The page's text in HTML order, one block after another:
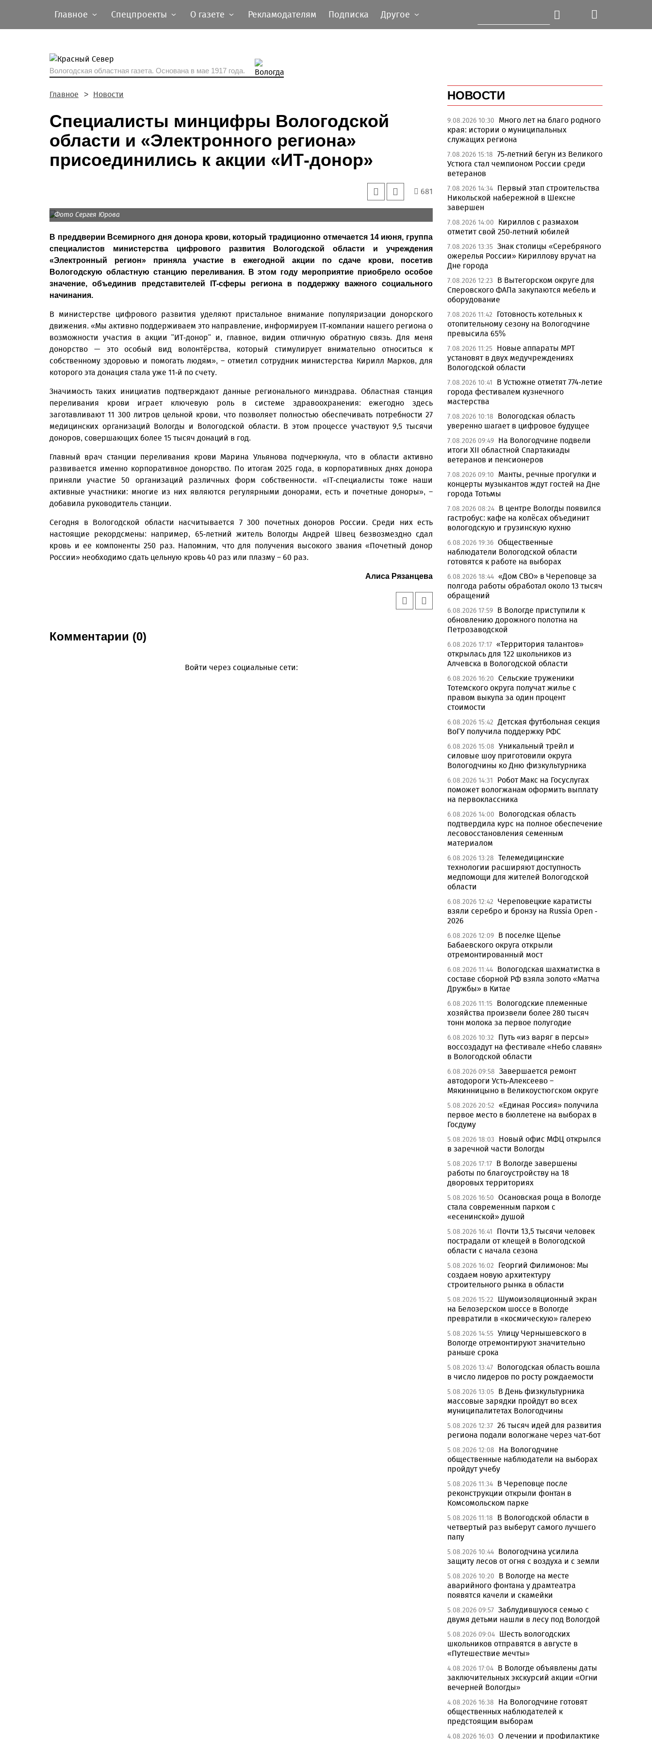
Главное Спецпроекты О газете Рекламодателям Подписка Другое
Вологодская областная газета. Основана в мае 1917 года.
Главное Новости
Специалисты минцифры Вологодской
области и «Электронного региона»
присоединились к акции «ИТ-донор»
681
Фото Сергея Юрова
В преддверии Всемирного дня донора крови, который традиционно отмечается 14 июня, группа
специалистов министерства цифрового развития Вологодской области и учреждения
«Электронный регион» приняла участие в ежегодной акции по сдаче крови, посетив
Вологодскую областную станцию переливания. В этом году мероприятие приобрело особое
значение, объединив представителей IT-сферы региона в поддержку важного социального
начинания.
В министерстве цифрового развития уделяют пристальное внимание популяризации донорского
движения. «Мы активно поддерживаем это направление, информируем IT-компании нашего региона о
возможности участия в акции "ИТ-донор" и, главное, видим отличную обратную связь. Для меня
донорство — это особый вид волонтёрства, который стимулирует внимательно относиться к
собственному здоровью и помогать людям», – отметил сотрудник министерства Кирилл Марков, для
которого эта донация стала уже 11-й по счету.
Значимость таких инициатив подтверждают данные регионального минздрава. Областная станция
переливания крови играет ключевую роль в системе здравоохранения: ежегодно здесь
заготавливают 11 300 литров цельной крови, что позволяет полностью обеспечивать потребности 27
медицинских организаций Вологды и Вологодской области. В этом процессе участвуют 9,5 тысячи
доноров, совершающих более 15 тысяч донаций в год.
Главный врач станции переливания крови Марина Ульянова подчеркнула, что в области активно
развивается именно корпоративное донорство. По итогам 2025 года, в корпоративных днях донора
приняли участие 50 организаций различных форм собственности. «IT-специалисты тоже наши
активные участники: многие из них являются регулярными донорами, есть и почетные доноры», –
добавила руководитель станции.
Сегодня в Вологодской области насчитывается 7 300 почетных доноров России. Среди них есть
настоящие рекордсмены: например, 65-летний житель Вологды Андрей Швец безвозмездно сдал
кровь и ее компоненты 250 раз. Напомним, что для получения высокого звания «Почетный донор
России» необходимо сдать цельную кровь 40 раз или плазму – 60 раз.
Алиса Рязанцева
Комментарии (0)
Войти через социальные сети:
НОВОСТИ
9.08.2026 10:30
Много лет на благо родного
края: истории о муниципальных
служащих региона
7.08.2026 15:18 75-летний бегун из Великого
Устюга стал чемпионом России среди
ветеранов
7.08.2026 14:34 Первый этап строительства
Никольской набережной в Шексне
завершен
7.08.2026 14:00
Кириллов с размахом
отметит свой 250-летний юбилей
7.08.2026 13:35 Знак столицы «Серебряного
ожерелья России» Кириллову вручат на
Дне города
7.08.2026 12:23
В Вытегорском округе для
Сперовского ФАПа закупаются мебель и
оборудование
7.08.2026 11:42
Готовность котельных к
отопительному сезону на Вологодчине
превысила 65%
7.08.2026 11:25 Новые аппараты МРТ
установят в двух медучреждениях
Вологодской области
7.08.2026 10:41
В Устюжне отметят 774-летие
города фестивалем кузнечного
мастерства
7.08.2026 10:18
Вологодская область
уверенно шагает в цифровое будущее
7.08.2026 09:49 На Вологодчине подвели
итоги XII областной Спартакиады
ветеранов и пенсионеров
7.08.2026 09:10
Манты, речные прогулки и
концерты музыкантов ждут гостей на Дне
города Тотьмы
7.08.2026 08:24 В центре Вологды появился
гастробус: кафе на колёсах объединит
вологодскую и грузинскую кухню
6.08.2026 19:36 Общественные
наблюдатели Вологодской области
готовятся к работе на выборах
6.08.2026 18:44 «Дом СВО» в Череповце за
полгода работы обработал около 13 тысяч
обращений
6.08.2026 17:59 В Вологде приступили к
обновлению дорожного полотна на
Петрозаводской
6.08.2026 17:17 «Территория талантов»
открылась для 122 школьников из
Алчевска в Вологодской области
6.08.2026 16:20 Сельские труженики
Тотемского округа получат жилье с
правом выкупа за один процент
стоимости
6.08.2026 15:42 Детская футбольная секция
ВоГУ получила поддержку РФС
6.08.2026 15:08 Уникальный трейл и
силовые шоу приготовили округа
Вологодчины ко Дню физкультурника
6.08.2026 14:31
Робот Макс на Госуслугах
поможет вологжанам оформить выплату
на первоклассника
6.08.2026 14:00
Вологодская область
подтвердила курс на полное обеспечение
лесовосстановления семенным
материалом
6.08.2026 13:28 Телемедицинские
технологии расширяют доступность
медпомощи для жителей Вологодской
области
6.08.2026 12:42 Череповецкие каратисты
взяли серебро и бронзу на Russia Open -
2026
6.08.2026 12:09 В поселке Щепье
Бабаевского округа открыли
отремонтированный мост
6.08.2026 11:44 Вологодская шахматистка в
составе сборной РФ взяла золото «Матча
Дружбы» в Китае
6.08.2026 11:15 Вологодские племенные
хозяйства произвели более 280 тысяч
тонн молока за первое полугодие
6.08.2026 10:32
Путь «из варяг в персы»
воссоздадут на фестивале «Небо славян»
в Вологодской области
6.08.2026 09:58 Завершается ремонт
автодороги Усть-Алексеево –
Мякинницыно в Великоустюгском округе
5.08.2026 20:52 «Единая Россия» получила
первое место в бюллетене на выборах в
Госдуму
5.08.2026 18:03
Новый офис МФЦ открылся
в заречной части Вологды
5.08.2026 17:17 В Вологде завершены
работы по благоустройству на 18
дворовых территориях
5.08.2026 16:50 Осановская роща в Вологде
стала современным парком с
«есенинской» душой
5.08.2026 16:41
Почти 13,5 тысячи человек
пострадали от клещей в Вологодской
области с начала сезона
5.08.2026 16:02
Георгий Филимонов: Мы
создаем новую архитектуру
строительного рынка в области
5.08.2026 15:22
Шумоизоляционный экран
на Белозерском шоссе в Вологде
превратили в «космическую» галерею
5.08.2026 14:55 Улицу Чернышевского в
Вологде отремонтируют значительно
раньше срока
5.08.2026 13:47 Вологодская область вошла
в число лидеров по росту рождаемости
5.08.2026 13:05 В День физкультурника
массовые зарядки пройдут во всех
муниципалитетах Вологодчины
5.08.2026 12:37 26 тысяч идей для развития
региона подали вологжане через чат-бот
5.08.2026 12:08
На Вологодчине
общественные наблюдатели на выборах
пройдут учебу
5.08.2026 11:34 В Череповце после
реконструкции открыли фонтан в
Комсомольском парке
5.08.2026 11:18
В Вологодской области в
четвертый раз выберут самого лучшего
папу
5.08.2026 10:44 Вологодчина усилила
защиту лесов от огня с воздуха и с земли
5.08.2026 10:20
В Вологде на месте
аварийного фонтана у драмтеатра
появятся качели и скамейки
5.08.2026 09:57 Заблудившуюся семью с
двумя детьми нашли в лесу под Вологдой
5.08.2026 09:04 Шесть вологодских
школьников отправятся в августе в
«Путешествие мечты»
4.08.2026 17:04 В Вологде объявлены даты
заключительных экскурсий акции «Огни
вечерней Вологды»
4.08.2026 16:38
На Вологодчине готовят
общественных наблюдателей к
предстоящим выборам
4.08.2026 16:03 О лечении и профилактике